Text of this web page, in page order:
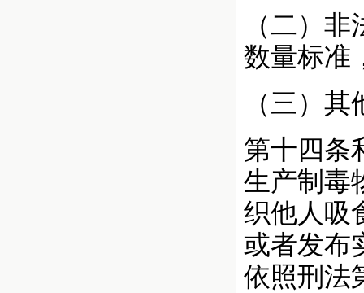
（二）
数量标准
（三）
第十四条
生产制毒
织他人吸
或者发布
依照刑法